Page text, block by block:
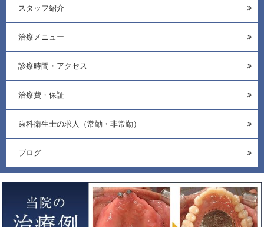
スタッフ紹介
治療メニュー
診療時間・アクセス
治療費・保証
歯科衛生士の求人（常勤・非常勤）
ブログ